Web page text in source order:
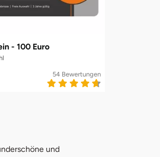
- 100 Euro
54 Bewertungen
und